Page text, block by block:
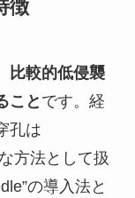
徴
比較的低侵襲
こと です。経
孔は
方法として扱
の導入法と